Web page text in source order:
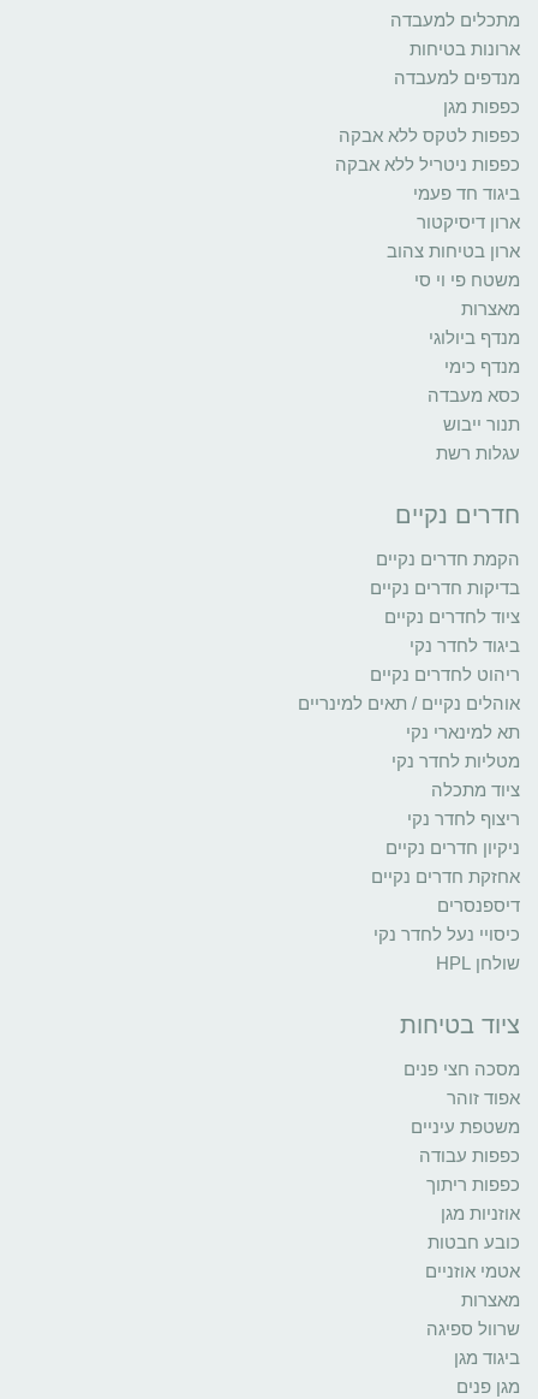
מתכלים למעבדה
ארונות בטיחות
מנדפים למעבדה
כפפות מגן
כפפות לטקס ללא אבקה
כפפות ניטריל ללא אבקה
ביגוד חד פעמי
ארון דיסיקטור
ארון בטיחות צהוב
משטח פי וי סי
מאצרות
מנדף ביולוגי
מנדף כימי
כסא מעבדה
תנור ייבוש
עגלות רשת
חדרים נקיים
הקמת חדרים נקיים
בדיקות חדרים נקיים
ציוד לחדרים נקיים
ביגוד לחדר נקי
ריהוט לחדרים נקיים
אוהלים נקיים / תאים למינריים
תא למינארי נקי
מטליות לחדר נקי
ציוד מתכלה
ריצוף לחדר נקי
ניקיון חדרים נקיים
אחזקת חדרים נקיים
דיספנסרים
כיסויי נעל לחדר נקי
שולחן HPL
ציוד בטיחות
מסכה חצי פנים
אפוד זוהר
משטפת עיניים
כפפות עבודה
כפפות ריתוך
אוזניות מגן
כובע חבטות
אטמי אוזניים
מאצרות
שרוול ספיגה
ביגוד מגן
מגן פנים